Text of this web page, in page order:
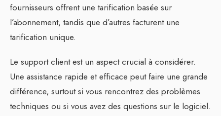
fournisseurs offrent une tarification basée sur
l’abonnement, tandis que d’autres facturent une
tarification unique.
Le support client est un aspect crucial à considérer.
Une assistance rapide et efficace peut faire une grande
différence, surtout si vous rencontrez des problèmes
techniques ou si vous avez des questions sur le logiciel.